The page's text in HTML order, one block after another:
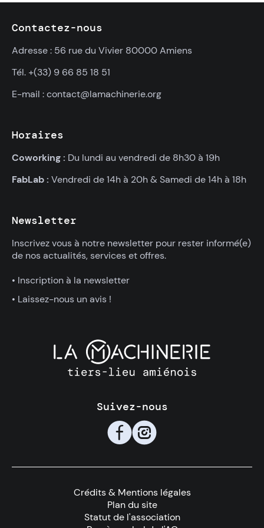
Contactez-nous
Adresse : 56 rue du Vivier 80000 Amiens
Tél. +(33) 9 66 85 18 51
E-mail : contact@lamachinerie.org
Horaires
Coworking : Du lundi au vendredi de 8h30 à 19h
FabLab : Vendredi de 14h à 20h & Samedi de 14h à 18h
Newsletter
Inscrivez vous à notre newsletter pour rester informé(e)
de nos actualités, services et offres.
• Inscription à la newsletter
• Laissez-nous un avis !
Suivez-nous
🇫 📸
Crédits & Mentions légales
Plan du site
Statut de l'association